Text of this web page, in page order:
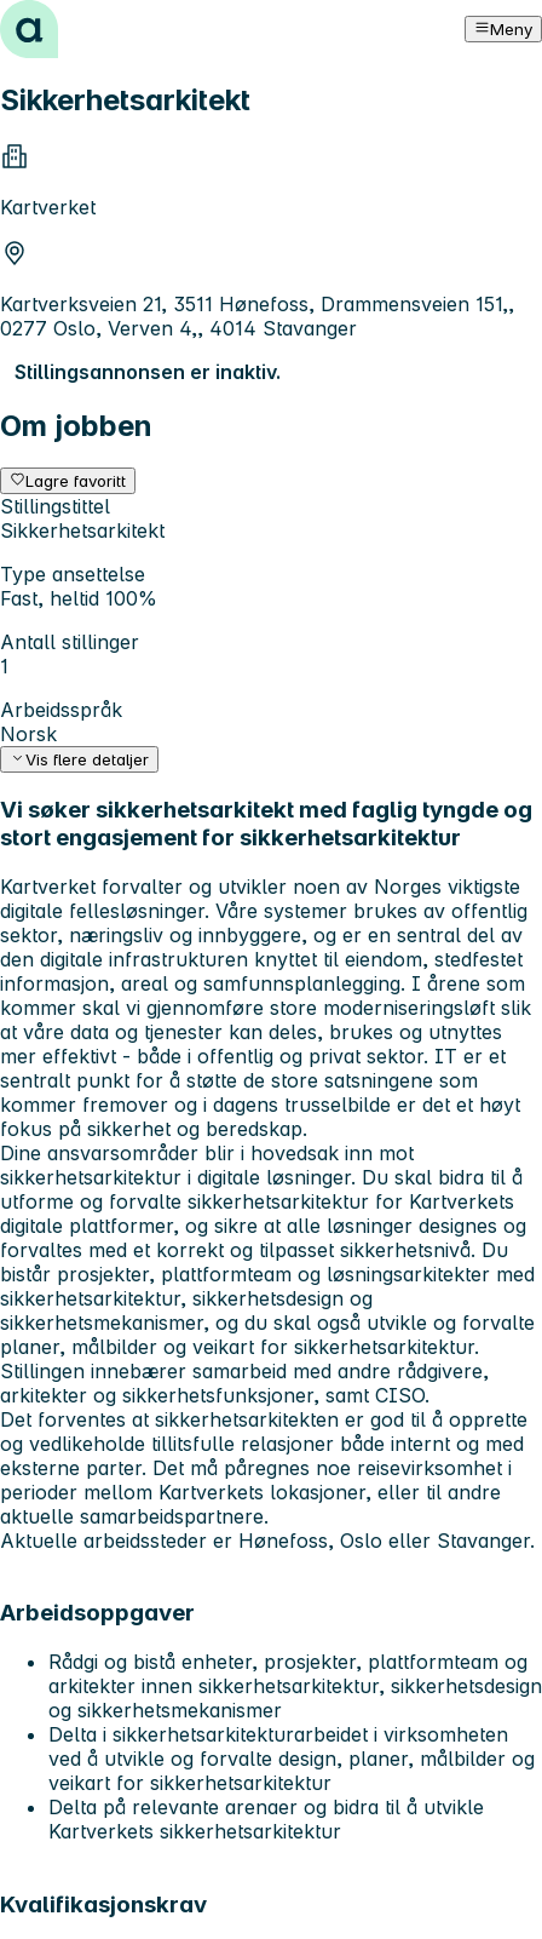
Hopp til innhold Meny
Sikkerhetsarkitekt
Kartverket
Kartverksveien 21, 3511 Hønefoss, Drammensveien 151,,
0277 Oslo, Verven 4,, 4014 Stavanger
Stillingsannonsen er inaktiv.
Om jobben
Lagre favoritt
Stillingstittel
Sikkerhetsarkitekt
Type ansettelse
Fast, heltid 100%
Antall stillinger
1
Arbeidsspråk
Norsk
Vis flere detaljer
Vi søker sikkerhetsarkitekt med faglig tyngde og
stort engasjement for sikkerhetsarkitektur
Kartverket forvalter og utvikler noen av Norges viktigste
digitale fellesløsninger. Våre systemer brukes av offentlig
sektor, næringsliv og innbyggere, og er en sentral del av
den digitale infrastrukturen knyttet til eiendom, stedfestet
informasjon, areal og samfunnsplanlegging. I årene som
kommer skal vi gjennomføre store moderniseringsløft slik
at våre data og tjenester kan deles, brukes og utnyttes
mer effektivt - både i offentlig og privat sektor. IT er et
sentralt punkt for å støtte de store satsningene som
kommer fremover og i dagens trusselbilde er det et høyt
fokus på sikkerhet og beredskap.
Dine ansvarsområder blir i hovedsak inn mot
sikkerhetsarkitektur i digitale løsninger. Du skal bidra til å
utforme og forvalte sikkerhetsarkitektur for Kartverkets
digitale plattformer, og sikre at alle løsninger designes og
forvaltes med et korrekt og tilpasset sikkerhetsnivå. Du
bistår prosjekter, plattformteam og løsningsarkitekter med
sikkerhetsarkitektur, sikkerhetsdesign og
sikkerhetsmekanismer, og du skal også utvikle og forvalte
planer, målbilder og veikart for sikkerhetsarkitektur.
Stillingen innebærer samarbeid med andre rådgivere,
arkitekter og sikkerhetsfunksjoner, samt CISO.
Det forventes at sikkerhetsarkitekten er god til å opprette
og vedlikeholde tillitsfulle relasjoner både internt og med
eksterne parter. Det må påregnes noe reisevirksomhet i
perioder mellom Kartverkets lokasjoner, eller til andre
aktuelle samarbeidspartnere.
Aktuelle arbeidssteder er Hønefoss, Oslo eller Stavanger.
Arbeidsoppgaver
Rådgi og bistå enheter, prosjekter, plattformteam og
arkitekter innen sikkerhetsarkitektur, sikkerhetsdesign
og sikkerhetsmekanismer
Delta i sikkerhetsarkitekturarbeidet i virksomheten
ved å utvikle og forvalte design, planer, målbilder og
veikart for sikkerhetsarkitektur
Delta på relevante arenaer og bidra til å utvikle
Kartverkets sikkerhetsarkitektur
Kvalifikasjonskrav